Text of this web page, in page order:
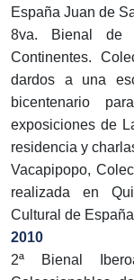
España Juan de
8va. Bienal de
Continentes.
dardos a una
bicentenario
exposiciones de
residencia y
Vacapipopo,
realizada en
Cultural de
2010
2ª Bienal